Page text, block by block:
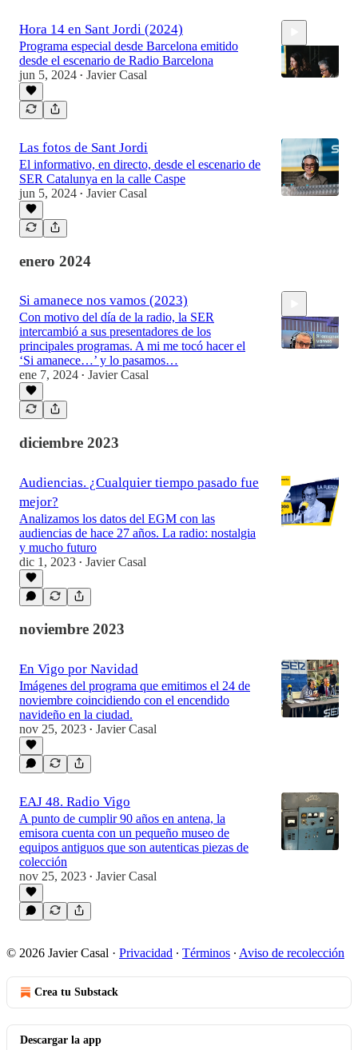
Hora 14 en Sant Jordi (2024)
Programa especial desde Barcelona emitido
desde el escenario de Radio Barcelona
jun 5, 2024 • Javier Casal
Las fotos de Sant Jordi
El informativo, en directo, desde el escenario de
SER Catalunya en la calle Caspe
jun 5, 2024 • Javier Casal
enero 2024
Si amanece nos vamos (2023)
Con motivo del día de la radio, la SER
intercambió a sus presentadores de los
principales programas. A mi me tocó hacer el
‘Si amanece…’ y lo pasamos…
ene 7, 2024 • Javier Casal
diciembre 2023
Audiencias. ¿Cualquier tiempo pasado fue
mejor?
Analizamos los datos del EGM con las
audiencias de hace 27 años. La radio: nostalgia
y mucho futuro
dic 1, 2023 • Javier Casal
noviembre 2023
En Vigo por Navidad
Imágenes del programa que emitimos el 24 de
noviembre coincidiendo con el encendido
navideño en la ciudad.
nov 25, 2023 • Javier Casal
EAJ 48. Radio Vigo
A punto de cumplir 90 años en antena, la
emisora cuenta con un pequeño museo de
equipos antiguos que son autenticas piezas de
colección
nov 25, 2023 • Javier Casal
© 2026 Javier Casal · Privacidad ∙ Términos ∙ Aviso de recolección
Crea tu Substack
Descargar la app